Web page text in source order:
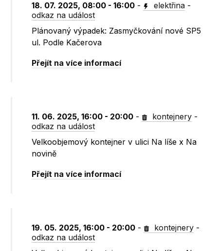
18. 07. 2025, 08:00 - 16:00 - elektřina -
odkaz na událost
Plánovaný výpadek: Zasmyčkování nové SP5
ul. Podle Kačerova
Přejít na více informací
11. 06. 2025, 16:00 - 20:00 - kontejnery -
odkaz na událost
Velkoobjemový kontejner v ulici Na líše x Na
novině
Přejít na více informací
19. 05. 2025, 16:00 - 20:00 - kontejnery -
odkaz na událost